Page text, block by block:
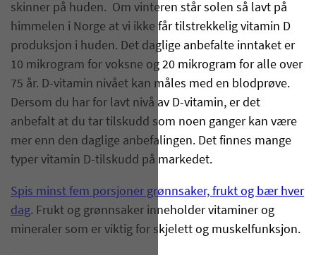
skinner på huden. Om vinteren står solen så lavt på
himmelen i Norge at vi ikke får tilstrekkelig vitamin D
produksjon i huden. Det daglige anbefalte inntaket er
10 mikrogram for voksne og 20 mikrogram for alle over
75 år. D-vitamin nivået kan måles med en blodprøve.
Dersom du har for lavt nivå av D-vitamin, er det
anbefalt at du tar tilskudd som noen ganger kan være
mer enn den daglige anbefalingen. Det finnes mange
typer vitamin D-tilskudd på markedet.
Spis minst fem porsjoner grønnsaker, frukt og bær hver
dag. Frukt og grønnsaker inneholder vitaminer og
mineraler som er viktig for skjelett og muskelfunksjon.